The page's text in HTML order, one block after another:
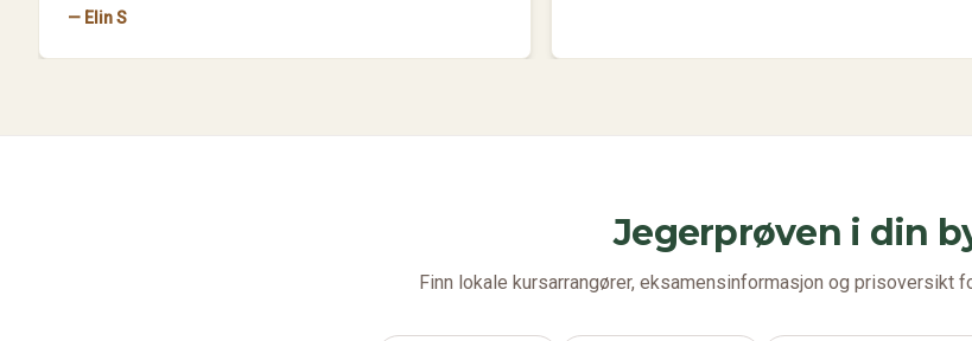
— Elin S
Jegerprøven i din
Finn lokale kursarrangører, eksamensinformasjon og prisoversikt